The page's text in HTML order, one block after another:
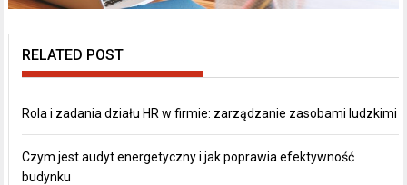
RELATED POST
Rola i zadania działu HR w firmie: zarządzanie zasobami ludzkimi
Czym jest audyt energetyczny i jak poprawia efektywność
budynku